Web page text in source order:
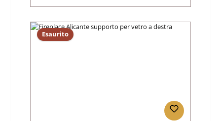
Esaurito